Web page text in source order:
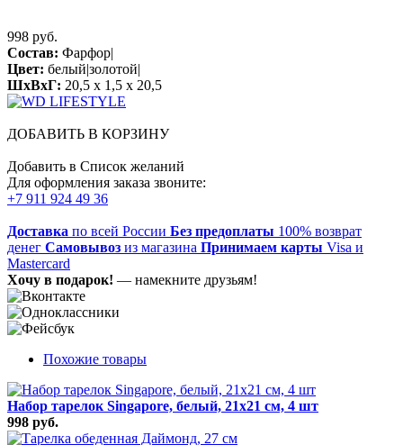
998 руб.
Состав: Фарфор|
Цвет: белый|золотой|
ШхВхГ: 20,5 x 1,5 x 20,5
ДОБАВИТЬ В КОРЗИНУ
Добавить в Список желаний
Для оформления заказа звоните:
+7 911 924 49 36
Доставка по всей России Без предоплаты 100% возврат
денег Самовывоз из магазина Принимаем карты Visa и
Mastercard
Хочу в подарок! — намекните друзьям!
Похожие товары
Набор тарелок Singapore, белый, 21x21 см, 4 шт
998 руб.